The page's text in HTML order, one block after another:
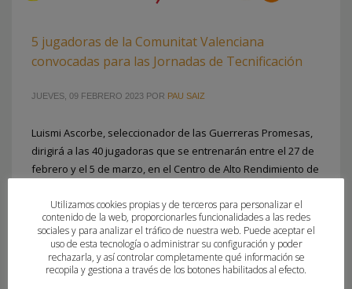
5 jugadoras de la Comunitat Valenciana
convocadas para las Jornadas de Tecnificación
JUEVES, 09 FEBRERO 2023 POR PAU SAIZ
Luismi Ascorbe, seleccionador de las Guerreras Promesas,
dirigirá a las 40 jugadoras que se entrenarán entre el 27 de
febrero y el 5 de marzo, en el Centro de Alto Rendimiento de
femenina vuelve a la carga con las Jornadas de
Tecnificación Nacional. El Área Técnica de la Real Federación
Española de Balonmano ha
Utilizamos cookies propias y de terceros para personalizar el
contenido de la web, proporcionarles funcionalidades a las redes
sociales y para analizar el tráfico de nuestra web. Puede aceptar el
uso de esta tecnología o administrar su configuración y poder
rechazarla, y así controlar completamente qué información se
recopila y gestiona a través de los botones habilitados al efecto.